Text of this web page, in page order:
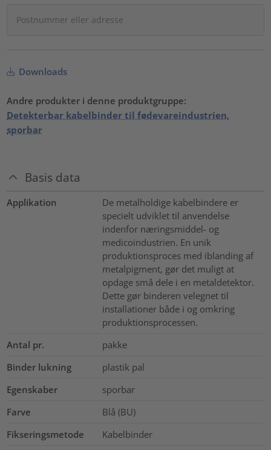
Downloads
Andre produkter i denne produktgruppe:
Detekterbar kabelbinder til fødevareindustrien,
sporbar
Basis data
Applikation
De metalholdige kabelbindere er
specielt udviklet til anvendelse
indenfor næringsmiddel- og
medicoindustrien. En unik
produktionsproces med iblanding af
metalpigment, gør det muligt at
opdage små dele i en metaldetektor.
Dette gør binderen velegnet til
installationer både i og omkring
produktionsprocessen.
Antal pr.
pakke
Binder lukning
plastik pal
Egenskaber
sporbar
Farve
Blå (BU)
Fikseringsmetode
Kabelbinder